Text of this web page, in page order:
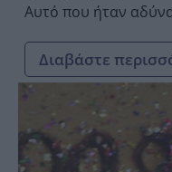
Αυτό που ήταν
Διαβάστε